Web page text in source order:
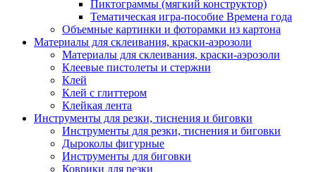
Пиктограммы (мягкий конструктор)
Тематическая игра-пособие Времена года
Объемные картинки и фоторамки из картона
Материалы для склеивания, краски-аэрозоли
Материалы для склеивания, краски-аэрозоли
Клеевые пистолеты и стержни
Клей
Клей с глиттером
Клейкая лента
Инструменты для резки, тиснения и биговки
Инструменты для резки, тиснения и биговки
Дыроколы фигурные
Инструменты для биговки
Коврики для резки